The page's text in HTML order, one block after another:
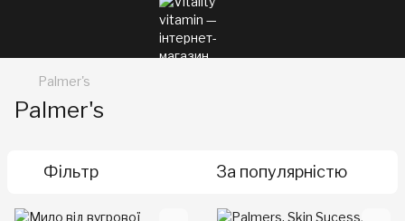
Palmer's
Palmer's
Фільтр За популярністю